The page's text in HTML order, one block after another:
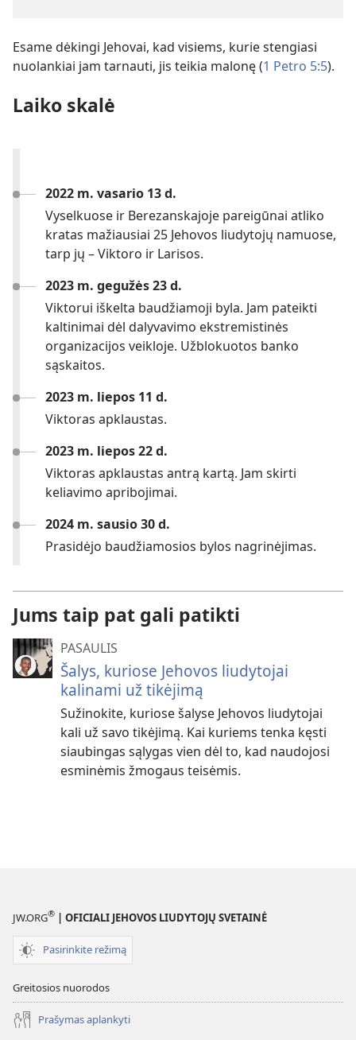
Esame dėkingi Jehovai, kad visiems, kurie stengiasi
nuolankiai jam tarnauti, jis teikia malonę (1 Petro 5:5).
Laiko skalė
2022 m. vasario 13 d.
Vyselkuose ir Berezanskajoje pareigūnai atliko
kratas mažiausiai 25 Jehovos liudytojų namuose,
tarp jų – Viktoro ir Larisos.
2023 m. gegužės 23 d.
Viktorui iškelta baudžiamoji byla. Jam pateikti
kaltinimai dėl dalyvavimo ekstremistinės
organizacijos veikloje. Užblokuotos banko
sąskaitos.
2023 m. liepos 11 d.
Viktoras apklaustas.
2023 m. liepos 22 d.
Viktoras apklaustas antrą kartą. Jam skirti
keliavimo apribojimai.
2024 m. sausio 30 d.
Prasidėjo baudžiamosios bylos nagrinėjimas.
Jums taip pat gali patikti
PASAULIS
Šalys, kuriose Jehovos liudytojai
kalinami už tikėjimą
Sužinokite, kuriose šalyse Jehovos liudytojai
kali už savo tikėjimą. Kai kuriems tenka kęsti
siaubingas sąlygas vien dėl to, kad naudojosi
esminėmis žmogaus teisėmis.
JW.ORG® | OFICIALI JEHOVOS LIUDYTOJŲ SVETAINĖ
Pasirinkite režimą
Greitosios nuorodos
Prašymas aplankyti